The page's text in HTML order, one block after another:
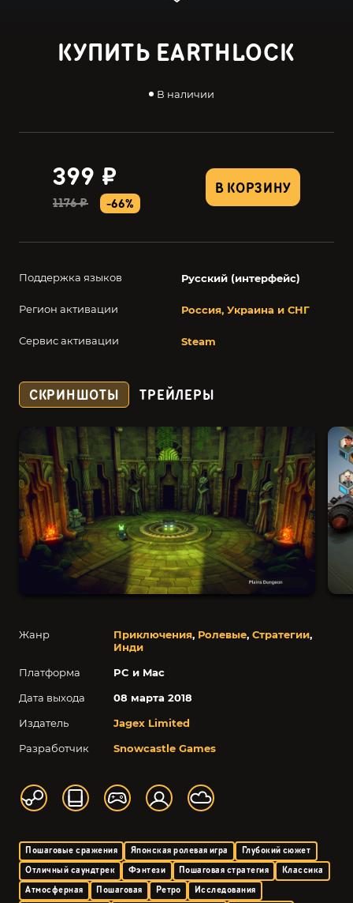
КУПИТЬ EARTHLOCK
В наличии
В КОРЗИНУ
399 ₽
1176 ₽ -66%
Поддержка языков Русский (интерфейс)
Регион активации Россия, Украина и СНГ
Сервис активации Steam
Жанр Приключения, Ролевые, Стратегии,
Инди
Платформа
PC и Mac
Дата выхода
08 марта 2018
Издатель
Jagex Limited
Разработчик
Snowcastle Games
Пошаговые сражения Японская ролевая игра
Глубокий сюжет
Отличный саундтрек
Фэнтези Пошаговая стратегия
Классика
Атмосферная
Пошаговая Ретро
Исследования
СКРИНШОТЫ ТРЕЙЛЕРЫ